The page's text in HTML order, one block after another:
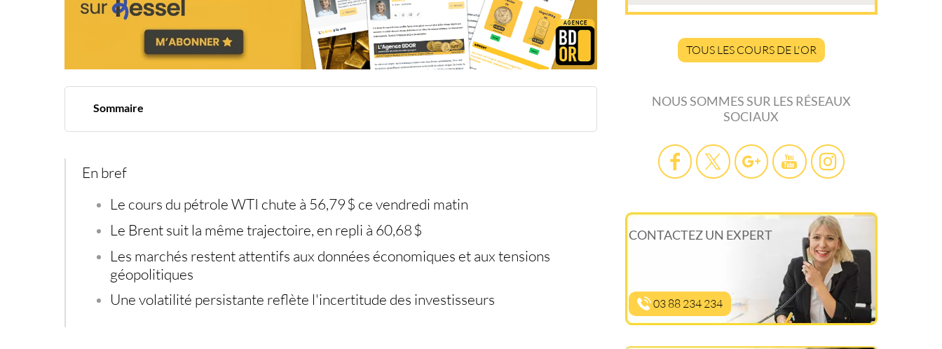
Sommaire
En bref
Le cours du pétrole WTI chute à 56,79 $ ce vendredi matin
Le Brent suit la même trajectoire, en repli à 60,68 $
Les marchés restent attentifs aux données économiques et aux tensions
géopolitiques
Une volatilité persistante reflète l'incertitude des investisseurs
TOUS LES COURS DE L'OR
NOUS SOMMES SUR LES RÉSEAUX
SOCIAUX
CONTACTEZ UN EXPERT
03 88 234 234